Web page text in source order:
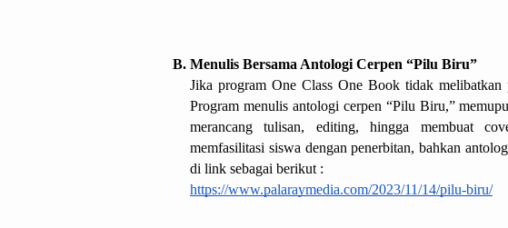
Menulis Bersama Antologi Cerpen “Pilu Biru”
Jika program One Class One Book tidak melibatkan
Program menulis antologi cerpen “Pilu Biru,”
merancang tulisan, editing, hingga membuat
memfasilitasi siswa dengan penerbitan, bahkan
di link sebagai berikut :
https://www.palaraymedia.com/2023/11/14/pilu-biru/